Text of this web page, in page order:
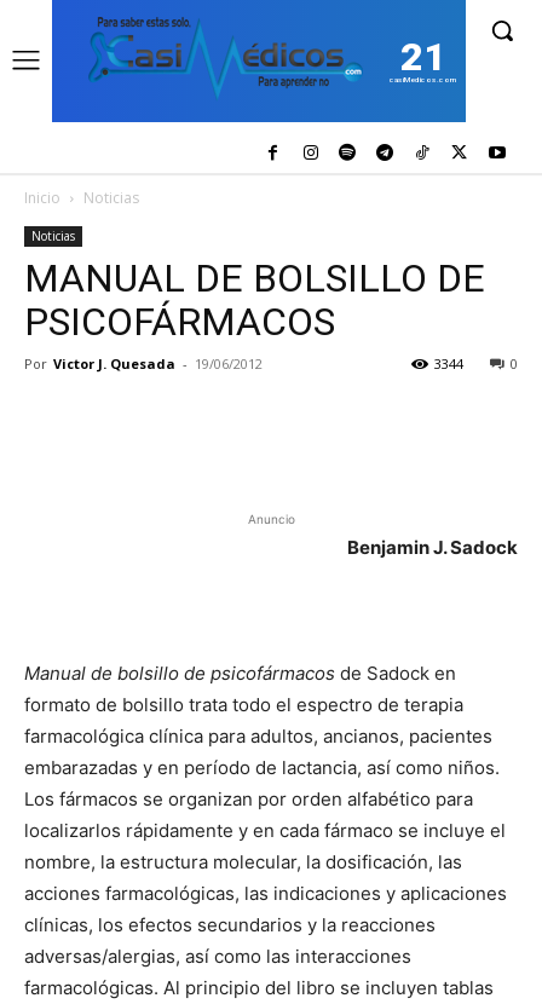
21
casiMedicos.com
Inicio Noticias
Noticias
MANUAL DE BOLSILLO DE
PSICOFÁRMACOS
Por Victor J. Quesada - 19/06/2012 0
3344
Anuncio
Benjamin J. Sadock
Manual de bolsillo de psicofármacos de Sadock en
formato de bolsillo trata todo el espectro de terapia
farmacológica clínica para adultos, ancianos, pacientes
embarazadas y en período de lactancia, así como niños.
Los fármacos se organizan por orden alfabético para
localizarlos rápidamente y en cada fármaco se incluye el
nombre, la estructura molecular, la dosificación, las
acciones farmacológicas, las indicaciones y aplicaciones
clínicas, los efectos secundarios y la reacciones
adversas/alergias, así como las interacciones
farmacológicas. Al principio del libro se incluyen tablas